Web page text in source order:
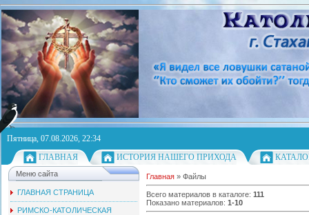
Пятница, 07.08.2026, 22:34
ГЛАВНАЯ
ИСТОРИЯ НАШЕГО ПРИХОДА
Меню сайта
ГЛАВНАЯ СТРАНИЦА
РИМСКО-КАТОЛИЧЕСКАЯ
Главная » Файлы
Всего материалов в каталоге: 111
Показано материалов: 1-10